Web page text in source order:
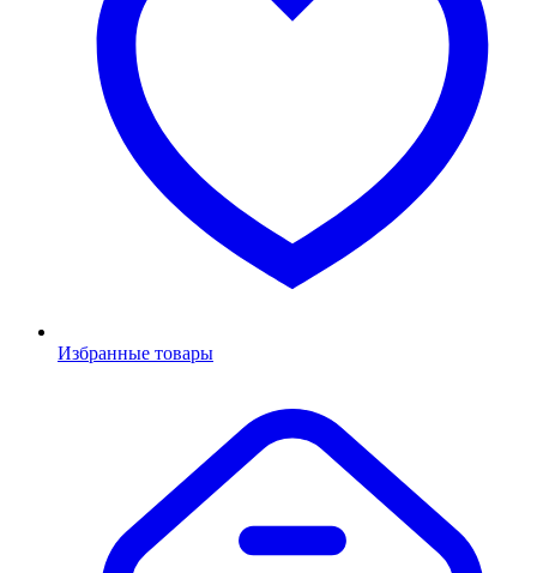
Избранные товары